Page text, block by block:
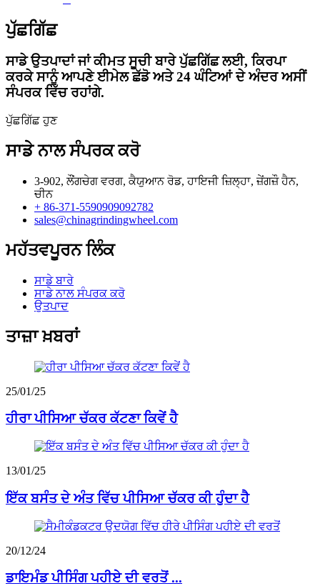
ਪੁੱਛਗਿੱਛ
ਸਾਡੇ ਉਤਪਾਦਾਂ ਜਾਂ ਕੀਮਤ ਸੂਚੀ ਬਾਰੇ ਪੁੱਛਗਿੱਛ ਲਈ, ਕਿਰਪਾ
ਕਰਕੇ ਸਾਨੂੰ ਆਪਣੇ ਈਮੇਲ ਛੱਡੋ ਅਤੇ 24 ਘੰਟਿਆਂ ਦੇ ਅੰਦਰ ਅਸੀਂ
ਸੰਪਰਕ ਵਿੱਚ ਰਹਾਂਗੇ.
ਪੁੱਛਗਿੱਛ ਹੁਣ
ਸਾਡੇ ਨਾਲ ਸੰਪਰਕ ਕਰੋ
3-902, ਲੌਂਗਚੇਗ ਵਰਗ, ਕੈਯੁਆਨ ਰੋਡ, ਹਾਇਜੀ ਜ਼ਿਲ੍ਹਾ, ਜ਼ੇਂਗਜ਼ੌ ਹੈਨ,
ਚੀਨ
+ 86-371-5590909092782
sales@chinagrindingwheel.com
ਮਹੱਤਵਪੂਰਨ ਲਿੰਕ
ਸਾਡੇ ਬਾਰੇ
ਸਾਡੇ ਨਾਲ ਸੰਪਰਕ ਕਰੋ
ਉਤਪਾਦ
ਤਾਜ਼ਾ ਖ਼ਬਰਾਂ
25/01/25
ਹੀਰਾ ਪੀਸਿਆ ਚੱਕਰ ਕੱਟਣਾ ਕਿਵੇਂ ਹੈ
13/01/25
ਇੱਕ ਬਸੰਤ ਦੇ ਅੰਤ ਵਿੱਚ ਪੀਸਿਆ ਚੱਕਰ ਕੀ ਹੁੰਦਾ ਹੈ
20/12/24
ਡਾਇਮੰਡ ਪੀਸਿੰਗ ਪਹੀਏ ਦੀ ਵਰਤੋਂ ...